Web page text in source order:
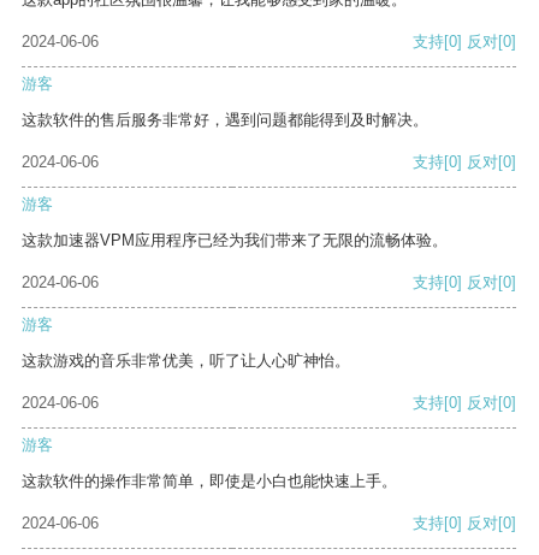
2024-06-06 支持[0] 反对[0]
游客
这款软件的售后服务非常好，遇到问题都能得到及时解决。
2024-06-06 支持[0] 反对[0]
游客
这款加速器VPM应用程序已经为我们带来了无限的流畅体验。
2024-06-06 支持[0] 反对[0]
游客
这款游戏的音乐非常优美，听了让人心旷神怡。
2024-06-06 支持[0] 反对[0]
游客
这款软件的操作非常简单，即使是小白也能快速上手。
2024-06-06 支持[0] 反对[0]